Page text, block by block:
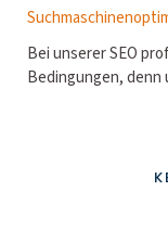
Bei unserer SEO
Bedingungen, denn